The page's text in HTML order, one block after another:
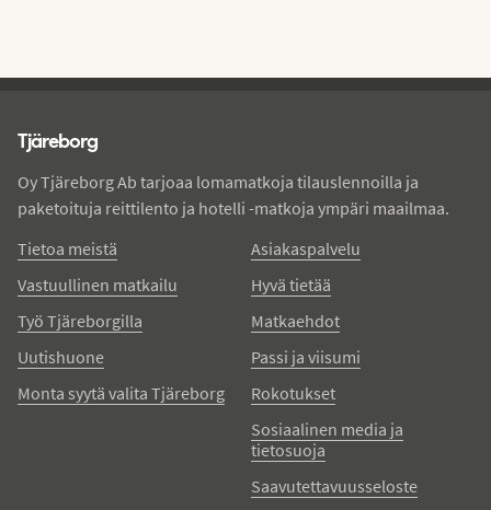
Tjäreborg
Oy Tjäreborg Ab tarjoaa lomamatkoja tilauslennoilla ja
paketoituja reittilento ja hotelli -matkoja ympäri maailmaa.
Tietoa meistä
Vastuullinen matkailu
Työ Tjäreborgilla
Uutishuone
Monta syytä valita Tjäreborg
Asiakaspalvelu
Hyvä tietää
Matkaehdot
Passi ja viisumi
Rokotukset
Sosiaalinen media ja
tietosuoja
Saavutettavuusseloste